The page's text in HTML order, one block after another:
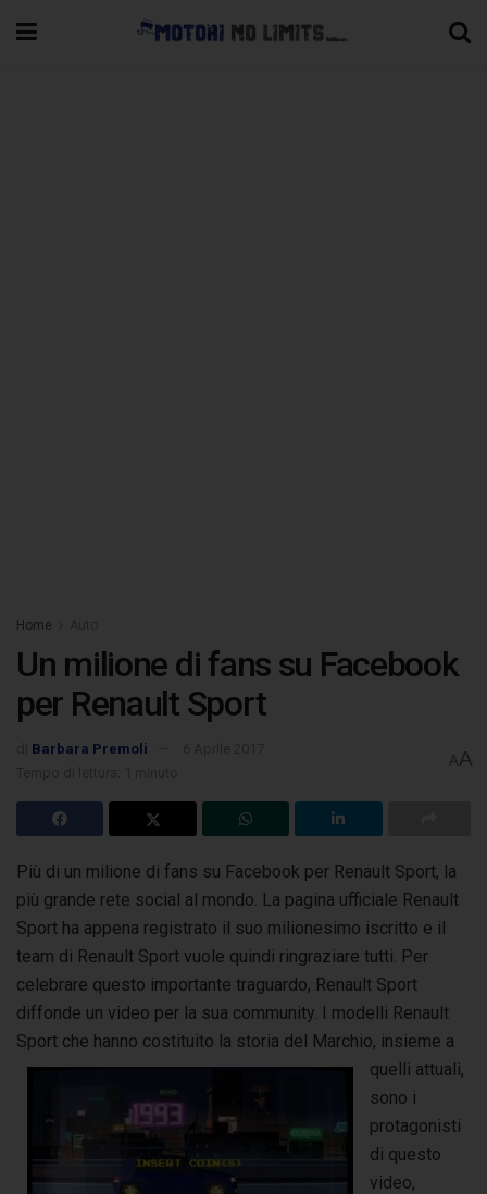
Home
Un milione di fans su Facebook
per Renault Sport
Barbara Premoli
AA
Più di un milione di fans su Facebook per Renault Sport, la
più grande rete social al mondo. La pagina ufficiale Renault
Sport ha appena registrato il suo milionesimo iscritto e il
team di Renault Sport vuole quindi ringraziare tutti. Per
celebrare questo importante traguardo, Renault Sport
diffonde un video per la sua community. I modelli Renault
Sport che hanno costituito la storia del Marchio, insieme a
quelli attuali,
sono i
protagonisti
di questo
video,